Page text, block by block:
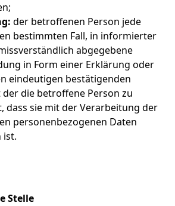
der betroffenen Person jede
bestimmten Fall, in informierter
abgegebene
in Form einer Erklärung oder
eindeutigen bestätigenden
die betroffene Person zu
dass sie mit der Verarbeitung der
personenbezogenen Daten
ist.
Stelle